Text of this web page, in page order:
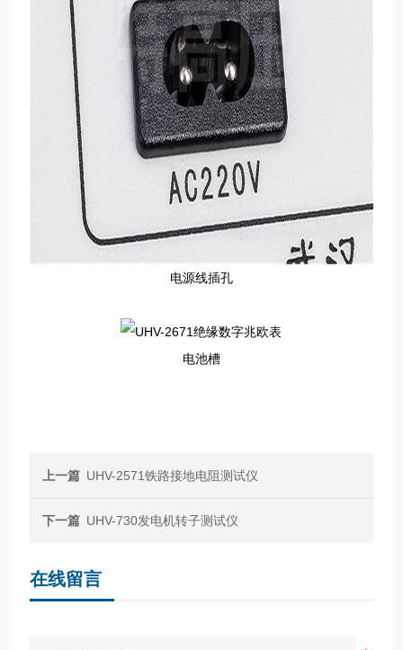
电源线插孔
电池槽
上一篇 UHV-2571铁路接地电阻测试仪
下一篇 UHV-730发电机转子测试仪
在线留言